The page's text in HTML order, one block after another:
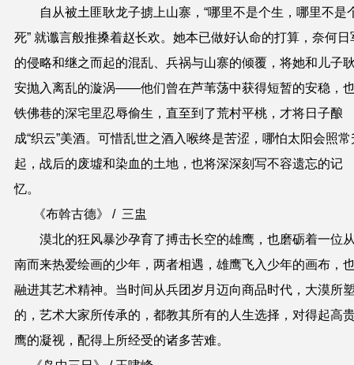
自从被土匪耿龙子掳上山寨，“哪里不是个生，哪里不是
死” 就谶言般推搡着赵长欢。她本已做好认命的打算，奈何日
的侵略和继之而起的混乱、兵祸与山寨的倾覆，将她和儿子
安抛入离乱的漩涡——他们曾在芦苇荡中获得短暂的安稳，
铁佛巷的深宅里忍辱偷生，直至到了荒村平桃，才将日子酿
成“织云”美酒。可惜乱世之酒入喉终是苦涩，哪怕太阳会照常
起，战后的废墟和染血的土地，也将深深刻写不容遗忘的记
忆。
《布斡古德》 / 三盅
漠北的狂风暴沙孕育了搏击长空的雄鹰，也磨砺着一位
南而来热爱绘画的少年，两者相遇，雄鹰飞入少年的画布，
融进其艺术精神。当时间从兵团岁月迈向商品时代，大漠所
的，艺术大家所传承的，都教其所有的人生选择，对得起高
鹰的凝视，配得上所经受的诸多苦难。